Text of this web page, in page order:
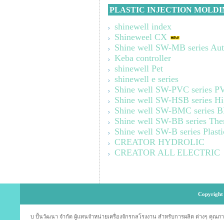
PLASTIC INJECTION
shinewell index
Shineweel CX
Shine well SW-MB series
Keba controller
shinewell Pet
shinewell e series
Shine well SW-PVC series
Shine well SW-HSB series
Shine well SW-BMC series
Shine well SW-BB series
Shine well SW-B series
CREATOR HYDROLIC
CREATOR ALL ELECTRIC
Copyright
บ ปั้นวัฒนา จำกัด ผู้แทนจำหน่ายเครื่องจักรกลโรงงาน สำหรับการผลิต ต่างๆ คุณภ